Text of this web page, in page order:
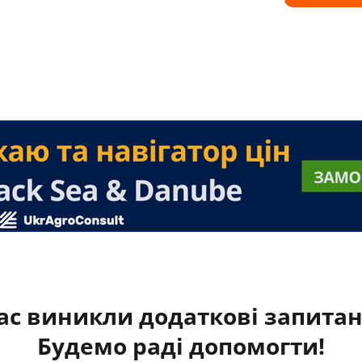
виникли додаткові
Будемо раді допомогти!